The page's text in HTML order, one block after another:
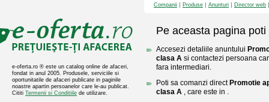
e-oferta.ro ® este un catalog online de afaceri,
fondat in anul 2005. Produsele, serviciile si
oportunitatile de afaceri publicate in paginile
noastre apartin persoanelor care le-au publicat.
Cititi Termenii si Conditiile de utilizare.
Companii Produse Anunturi Director web
Pe aceasta pagina poti
Accesezi detaliile anuntului
clasa A si contactezi persoana
fara intermediari.
Poti sa comanzi direct Promotie
clasa A , care este in .